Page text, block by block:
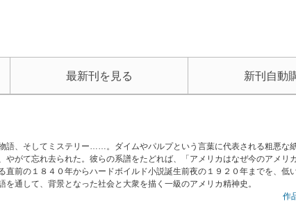
最新刊を見る 新刊自動
語、そしてミステリー……。ダイムやパルプという言葉に代表される粗悪な
やがて忘れ去られた。彼らの系譜をたどれば、「アメリカはなぜ今のアメリ
直前の１８４０年からハードボイルド小説誕生前夜の１９２０年までを、低
通して、背景となった社会と大衆を描く一級のアメリカ精神史。
作